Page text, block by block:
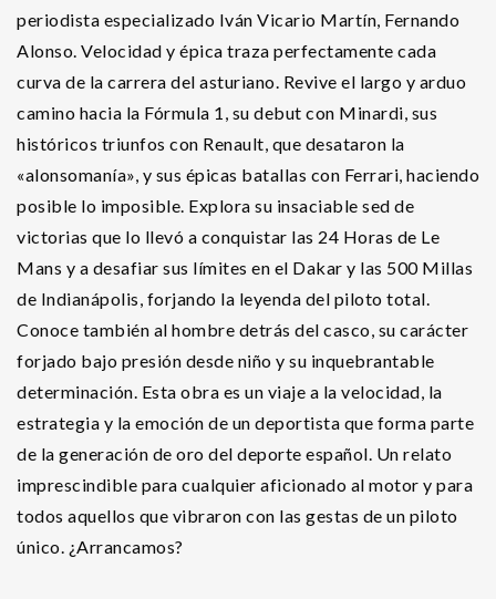
periodista especializado Iván Vicario Martín, Fernando
Alonso. Velocidad y épica traza perfectamente cada
curva de la carrera del asturiano. Revive el largo y arduo
camino hacia la Fórmula 1, su debut con Minardi, sus
históricos triunfos con Renault, que desataron la
«alonsomanía», y sus épicas batallas con Ferrari, haciendo
posible lo imposible. Explora su insaciable sed de
victorias que lo llevó a conquistar las 24 Horas de Le
Mans y a desafiar sus límites en el Dakar y las 500 Millas
de Indianápolis, forjando la leyenda del piloto total.
Conoce también al hombre detrás del casco, su carácter
forjado bajo presión desde niño y su inquebrantable
determinación. Esta obra es un viaje a la velocidad, la
estrategia y la emoción de un deportista que forma parte
de la generación de oro del deporte español. Un relato
imprescindible para cualquier aficionado al motor y para
todos aquellos que vibraron con las gestas de un piloto
único. ¿Arrancamos?